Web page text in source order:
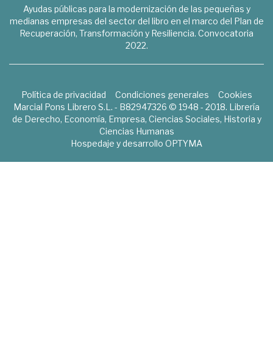
Ayudas públicas para la modernización de las pequeñas y
medianas empresas del sector del libro en el marco del Plan de
Recuperación, Transformación y Resiliencia. Convocatoria
2022.
Política de privacidad Condiciones generales
Cookies
Marcial Pons Librero S.L. - B82947326 © 1948 - 2018. Librería
de Derecho, Economía, Empresa, Ciencias Sociales, Historia y
Ciencias Humanas
Hospedaje y desarrollo OPTYMA